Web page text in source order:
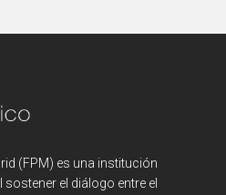
(FPM) es una institución
el diálogo entre el